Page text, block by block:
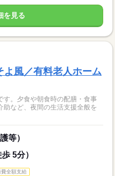
を見る
よ風／有料老人ホーム
。夕食や朝食時の配膳・食事
など、夜間の生活支援全般を
等）
5分）
費全額支給